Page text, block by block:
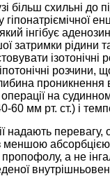
більш схильні
гіпонатріємічної
інгібує
затримки рідини
ізотонічні
проникнення
на
60 мм рт. ст.) і
надають
меншою
а не